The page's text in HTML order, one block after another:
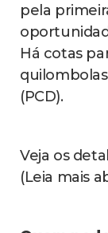
pela
Há cotas
(PCD).
Veja os
(Leia mais